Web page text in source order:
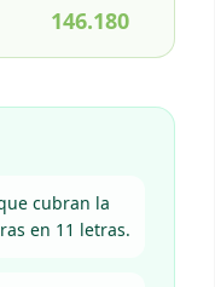
146.180
cubran la
en 11 letras.